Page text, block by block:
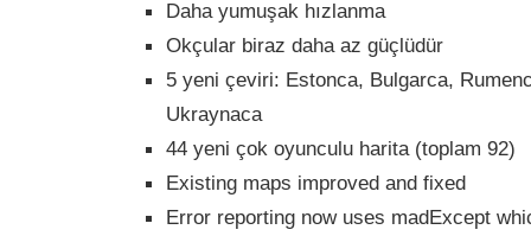
Daha yumuşak hızlanma
Okçular biraz daha az güçlüdür
5 yeni çeviri: Estonca, Bulgarca,
Ukraynaca
44 yeni çok oyunculu harita (toplam 92)
Existing maps improved and fixed
Error reporting now uses madExcept